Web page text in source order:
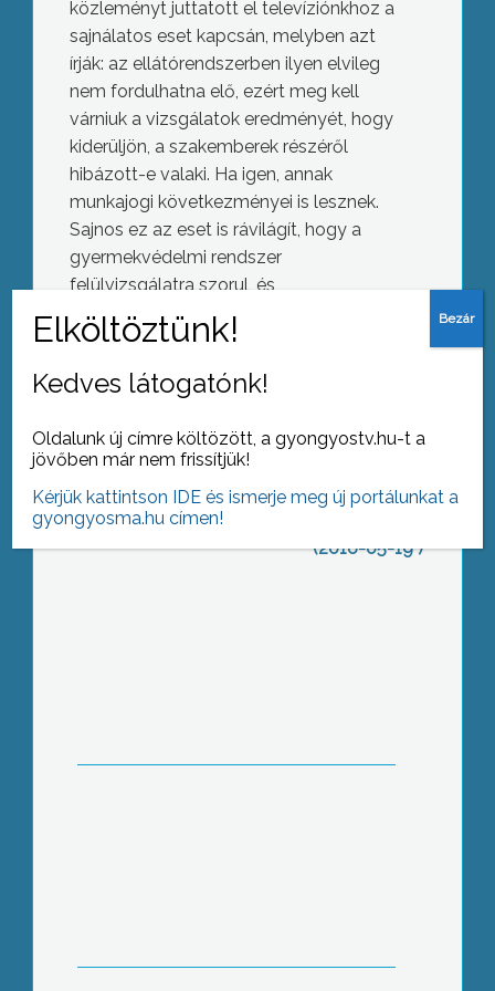
közleményt juttatott el televíziónkhoz a
sajnálatos eset kapcsán, melyben azt
írják: az ellátórendszerben ilyen elvileg
nem fordulhatna elő, ezért meg kell
várniuk a vizsgálatok eredményét, hogy
kiderüljön, a szakemberek részéről
hibázott-e valaki. Ha igen, annak
munkajogi következményei is lesznek.
Sajnos ez az eset is rávilágít, hogy a
gyermekvédelmi rendszer
felülvizsgálatra szorul, és
törvénymódosításokra van szükség.
ígértek.
AZ AKTUÁLIS NAPI HÍREI
(2016-05-19 )
Helyesírási verseny
Gyöngyöstarján vendégségben
Kedves látogatónk!
Oldalunk új címre költözött, a gyongyostv.hu-t a
jövőben már nem frissítjük!
Kérjük kattintson IDE és ismerje meg új portálunkat a
gyongyosma.hu címen!